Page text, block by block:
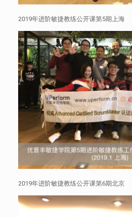
2019年进阶敏捷教练公开课第5期上海
2019年进阶敏捷教练公开课第6期北京